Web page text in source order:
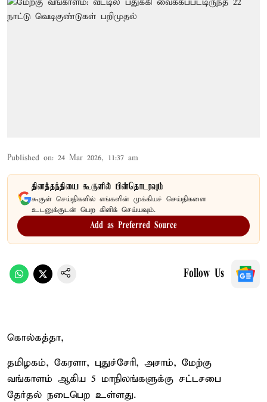
Published on: 24 Mar 2026, 11:37 am
தினத்தந்தியை கூகுளில் பின்தொடரவும்
கூகுள் செய்திகளில் எங்களின் முக்கியச் செய்திகளை
உடனுக்குடன் பெற கிளிக் செய்யவும்.
Add as Preferred Source
Follow Us
கொல்கத்தா,
தமிழகம், கேரளா, புதுச்சேரி, அசாம், மேற்கு
வங்காளம் ஆகிய 5 மாநிலங்களுக்கு சட்டசபை
தேர்தல் நடைபெற உள்ளது.